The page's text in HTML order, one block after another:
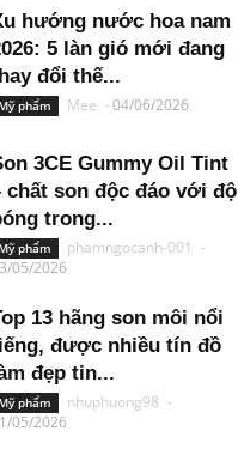
hướng nước hoa nam
5 làn gió mới đang
đổi thế...
Mỹ phẩm Mee -04/06/2026
3CE Gummy Oil Tint
chất son độc đáo với độ
trong...
Mỹ phẩm phamngocanh-001
-
05/2026
13 hãng son môi nổi
được nhiều tín đồ
đẹp tin...
Mỹ phẩm nhuphuong98 -
05/2026